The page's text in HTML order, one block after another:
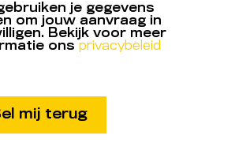
je gegevens
om jouw aanvraag in
Bekijk voor meer
ons privacybeleid